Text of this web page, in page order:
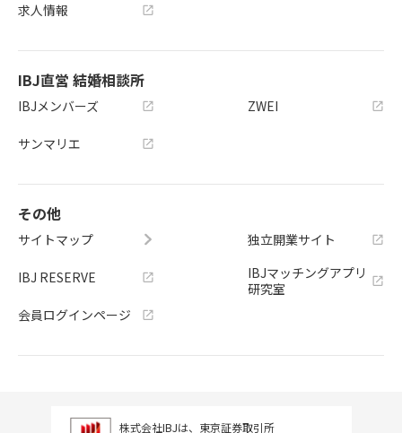
求人情報
IBJ直営 結婚相談所
IBJメンバーズ
サンマリエ
ZWEI
その他
サイトマップ
IBJ RESERVE
会員ログインページ
独立開業サイト
IBJマッチングアプリ
研究室
株式会社IBJは、東京証券取引所